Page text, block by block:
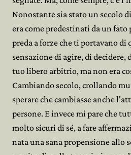
Nonostante sia stato un secolo
era come predestinati da un fato
preda a forze che ti portavano di
sensazione di agire, di decidere,
tuo libero arbitrio, ma non era
Cambiando secolo, crollando
sperare che cambiasse anche
persone. E invece mi pare che
molto sicuri di sé, a fare
nata una sana propensione allo